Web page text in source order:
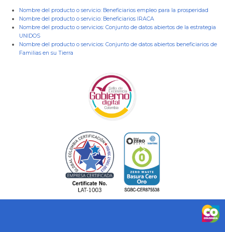
Nombre del producto o servicio: Beneficiarios empleo para la prosperidad
Nombre del producto o servicio: Beneficiarios IRACA
Nombre del producto o servicios: Conjunto de datos abiertos de la estrategia
UNIDOS
Nombre del producto o servicios: Conjunto de datos abiertos beneficiarios de
Familias en su Tierra